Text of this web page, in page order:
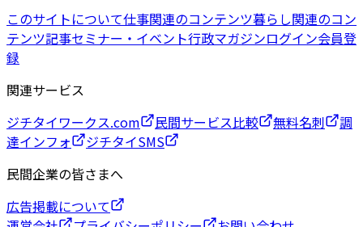
このサイトについて仕事関連のコンテンツ暮らし関連のコン
テンツ記事セミナー・イベント行政マガジンログイン会員登
録
関連サービス
ジチタイワークス.com
民間サービス比較 無料名刺
調
達インフォ
ジチタイSMS
民間企業の皆さまへ
広告掲載について